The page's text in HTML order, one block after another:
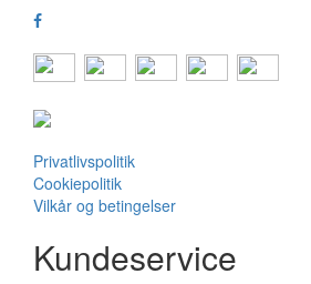
Privatlivspolitik
Cookiepolitik
Vilkår og betingelser
Kundeservice